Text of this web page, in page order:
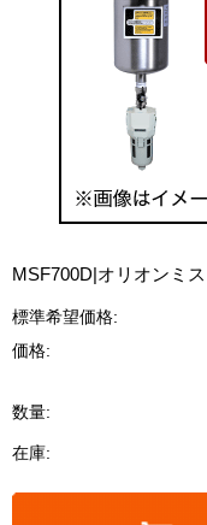
MSF700D|オリオンミ
標準希望価格:
価格:
数量:
在庫: